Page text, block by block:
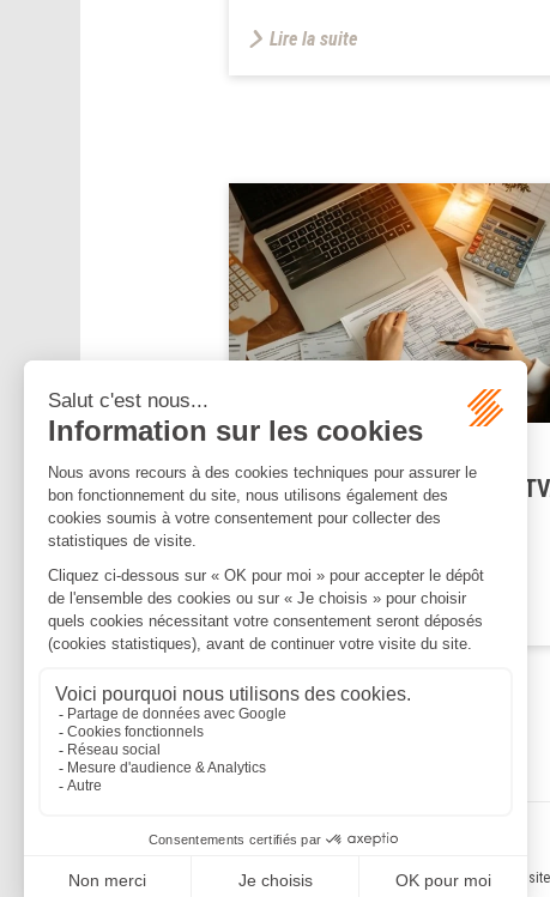
Lire la suite
Pas de coup de rabot sur la
: les auto-entrepreneurs
Lire la suite
Mentions légales Politique de confidentialité Politique de cookiesPlan du site